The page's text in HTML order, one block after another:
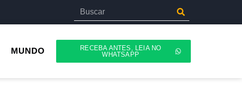
MUNDO
RECEBA ANTES, LEIA NO
WHATSAPP